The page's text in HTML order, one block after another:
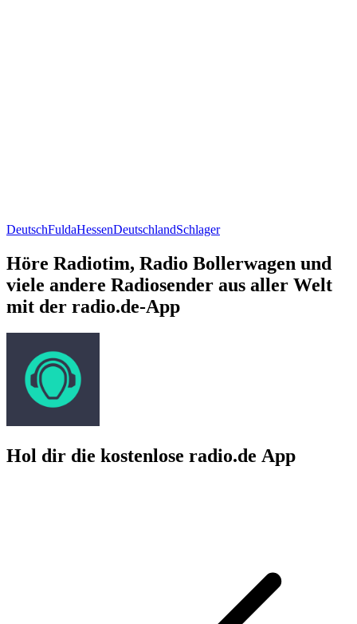
DeutschFuldaHessenDeutschlandSchlager
Höre Radiotim, Radio Bollerwagen und
viele andere Radiosender aus aller Welt
mit der radio.de-App
Hol dir die kostenlose radio.de App